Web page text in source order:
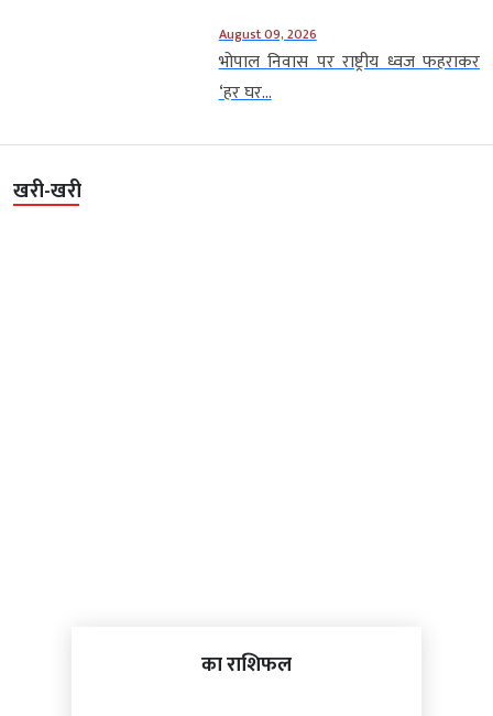
August 09, 2026
भोपाल निवास पर राष्ट्रीय ध्वज फहराकर
‘हर घर...
खरी-खरी
का राशिफल